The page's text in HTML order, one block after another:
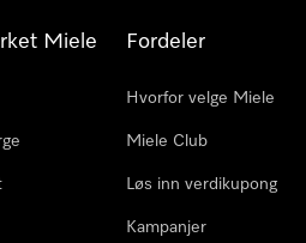
Miele Fordeler
Hvorfor velge Miele
Miele Club
Løs inn verdikupong
Kampanjer